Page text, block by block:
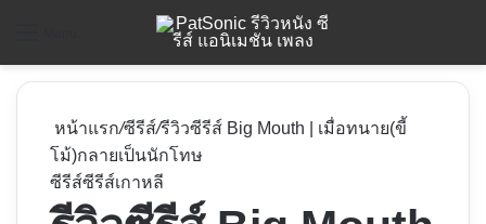
หน้าแรก/ซีรีส์/รีวิวซีรีส์ Big Mouth | เมื่อทนาย(ขี้
โม้)กลายเป็นนักโทษ
ซีรีส์ซีรีส์เกาหลี